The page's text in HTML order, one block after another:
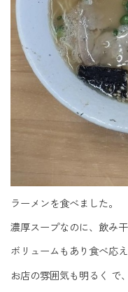
ラーメンを食べました。
濃厚スープなのに、飲み
ボリュームもあり食べ応え
お店の雰囲気も明るく で